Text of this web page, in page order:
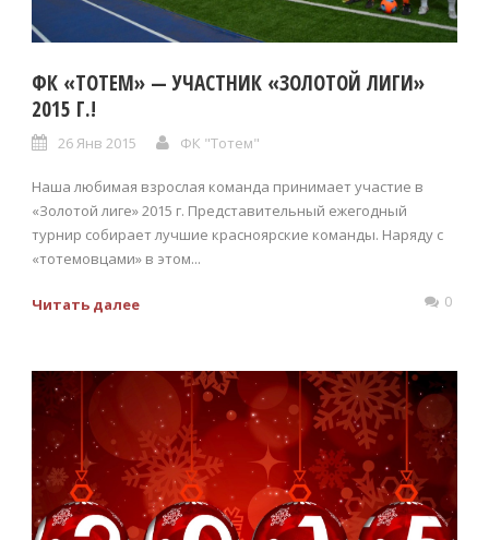
ФК «ТОТЕМ» — УЧАСТНИК «ЗОЛОТОЙ ЛИГИ»
2015 Г.!
26 Янв 2015 ФК "Тотем"
Наша любимая взрослая команда принимает участие в
«Золотой лиге» 2015 г. Представительный ежегодный
турнир собирает лучшие красноярские команды. Наряду с
«тотемовцами» в этом...
Читать далее 0